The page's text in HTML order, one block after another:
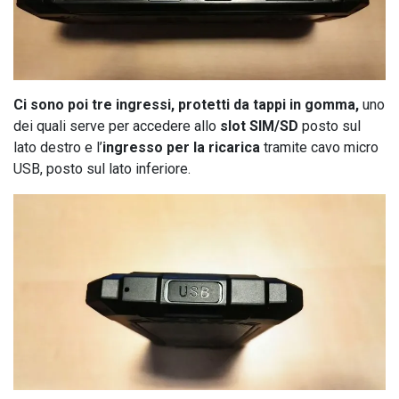
Ci sono poi tre ingressi, protetti da tappi in gomma, uno
dei quali serve per accedere allo slot SIM/SD posto sul
lato destro e l’ingresso per la ricarica tramite cavo micro
USB, posto sul lato inferiore.